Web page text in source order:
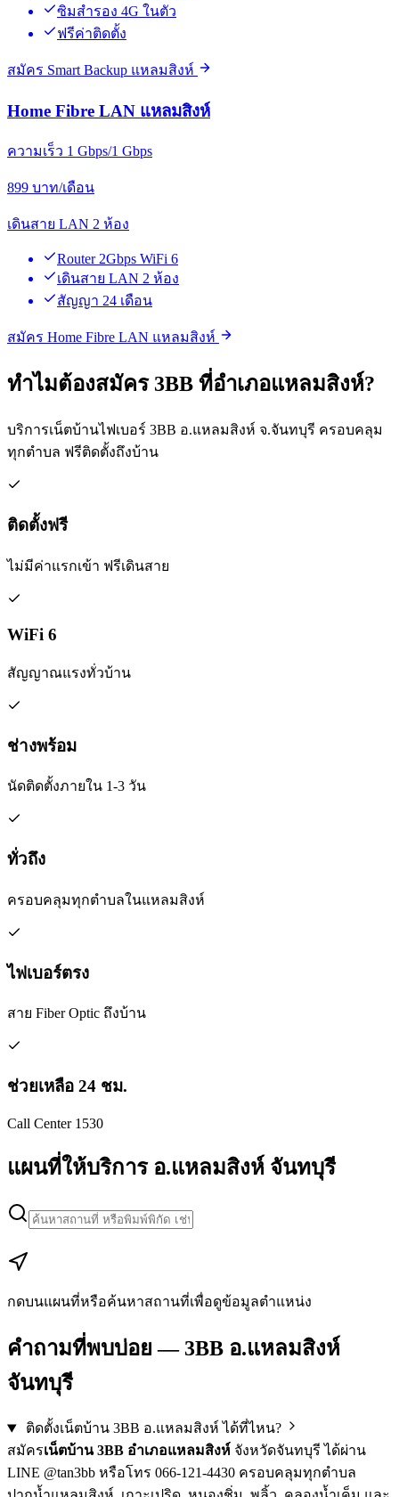
ซิมสำรอง 4G ในตัว
ฟรีค่าติดตั้ง
สมัคร Smart Backup แหลมสิงห์
Home Fibre LAN แหลมสิงห์
ความเร็ว 1 Gbps/1 Gbps
899 บาท/เดือน
เดินสาย LAN 2 ห้อง
Router 2Gbps WiFi 6
เดินสาย LAN 2 ห้อง
สัญญา 24 เดือน
สมัคร Home Fibre LAN แหลมสิงห์
ทำไมต้องสมัคร 3BB ที่อำเภอแหลมสิงห์?
บริการเน็ตบ้านไฟเบอร์ 3BB อ.แหลมสิงห์ จ.จันทบุรี ครอบคลุม
ทุกตำบล ฟรีติดตั้งถึงบ้าน
ติดตั้งฟรี
ไม่มีค่าแรกเข้า ฟรีเดินสาย
WiFi 6
สัญญาณแรงทั่วบ้าน
ช่างพร้อม
นัดติดตั้งภายใน 1-3 วัน
ทั่วถึง
ครอบคลุมทุกตำบลในแหลมสิงห์
ไฟเบอร์ตรง
สาย Fiber Optic ถึงบ้าน
ช่วยเหลือ 24 ชม.
Call Center 1530
แผนที่ให้บริการ อ.แหลมสิงห์ จันทบุรี
+
กดบนแผนที่หรือค้นหาสถานที่เพื่อดูข้อมูลตำแหน่ง
คำถามที่พบบ่อย — 3BB อ.แหลมสิงห์
จันทบุรี
ติดตั้งเน็ตบ้าน 3BB อ.แหลมสิงห์ ได้ที่ไหน?
สมัครเน็ตบ้าน 3BB อำเภอแหลมสิงห์ จังหวัดจันทบุรี ได้ผ่าน
LINE @tan3bb หรือโทร 066-121-4430 ครอบคลุมทุกตำบล